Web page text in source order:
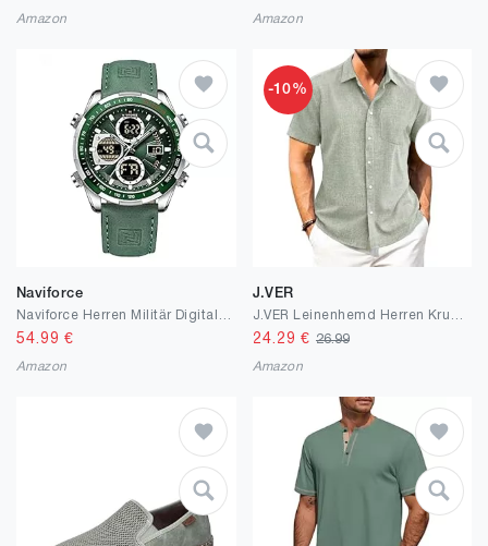
Amazon Amazon
Naviforce
54.99 €
Amazon
-10%
J.VER
24.29 € 26.99
Amazon